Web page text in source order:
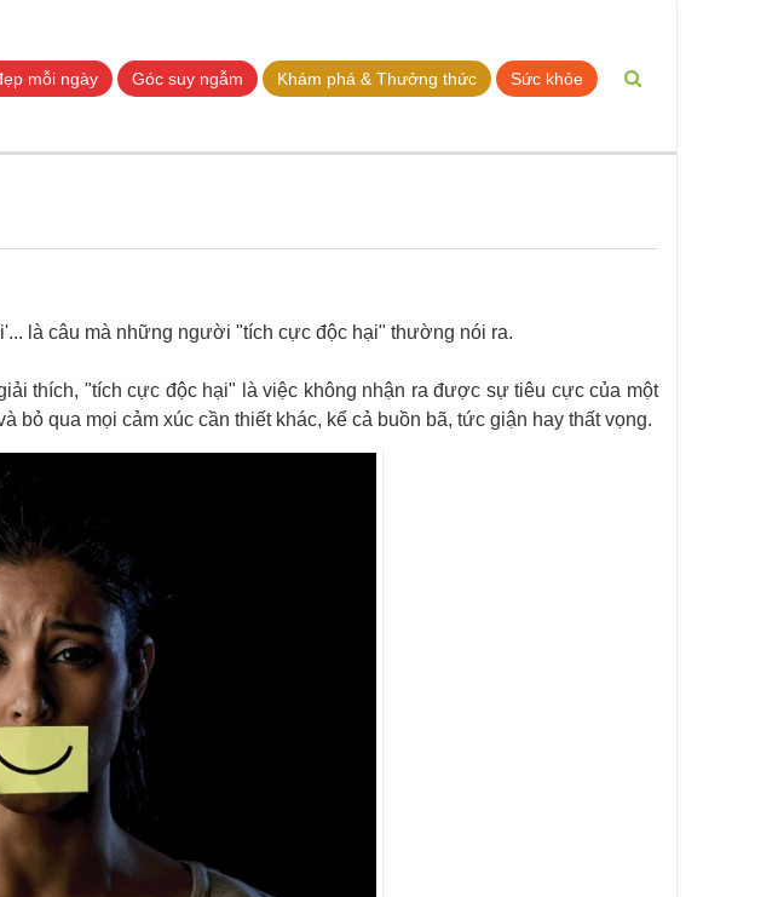
mỗi ngày Góc suy ngẫm Khám phá & Thưởng thức Sức khỏe
là câu mà những người "tích cực độc hại" thường nói ra.
thích, "tích cực độc hại" là việc không nhận ra được sự tiêu cực của một
qua mọi cảm xúc cần thiết khác, kể cả buồn bã, tức giận hay thất vọng.